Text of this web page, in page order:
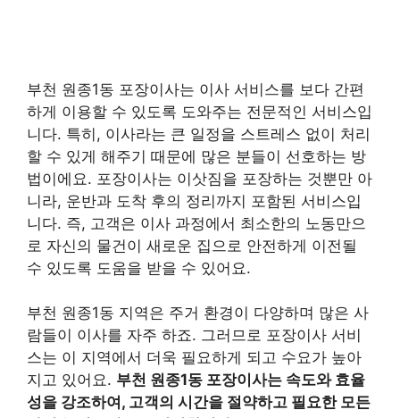
부천 원종1동 포장이사는 이사 서비스를 보다 간편
하게 이용할 수 있도록 도와주는 전문적인 서비스입
니다. 특히, 이사라는 큰 일정을 스트레스 없이 처리
할 수 있게 해주기 때문에 많은 분들이 선호하는 방
법이에요. 포장이사는 이삿짐을 포장하는 것뿐만 아
니라, 운반과 도착 후의 정리까지 포함된 서비스입
니다. 즉, 고객은 이사 과정에서 최소한의 노동만으
로 자신의 물건이 새로운 집으로 안전하게 이전될
수 있도록 도움을 받을 수 있어요.
부천 원종1동 지역은 주거 환경이 다양하며 많은 사
람들이 이사를 자주 하죠. 그러므로 포장이사 서비
스는 이 지역에서 더욱 필요하게 되고 수요가 높아
지고 있어요. 부천 원종1동 포장이사는 속도와 효율
성을 강조하여, 고객의 시간을 절약하고 필요한 모든